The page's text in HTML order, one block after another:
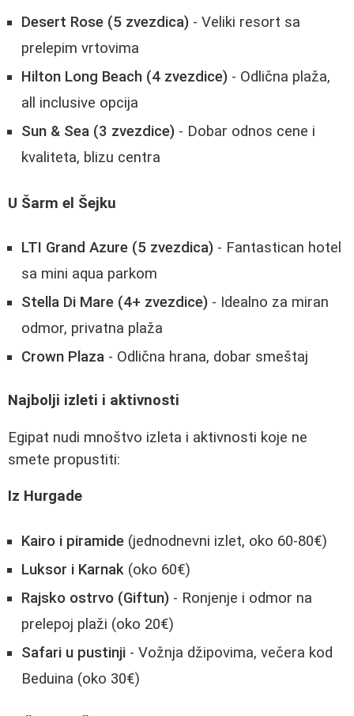
Desert Rose (5 zvezdica) - Veliki resort sa
prelepim vrtovima
Hilton Long Beach (4 zvezdice) - Odlična plaža,
all inclusive opcija
Sun & Sea (3 zvezdice) - Dobar odnos cene i
kvaliteta, blizu centra
U Šarm el Šejku
LTI Grand Azure (5 zvezdica) - Fantastican hotel
sa mini aqua parkom
Stella Di Mare (4+ zvezdice) - Idealno za miran
odmor, privatna plaža
Crown Plaza - Odlična hrana, dobar smeštaj
Najbolji izleti i aktivnosti
Egipat nudi mnoštvo izleta i aktivnosti koje ne
smete propustiti:
Iz Hurgade
Kairo i piramide (jednodnevni izlet, oko 60-80€)
Luksor i Karnak (oko 60€)
Rajsko ostrvo (Giftun) - Ronjenje i odmor na
prelepoj plaži (oko 20€)
Safari u pustinji - Vožnja džipovima, večera kod
Beduina (oko 30€)